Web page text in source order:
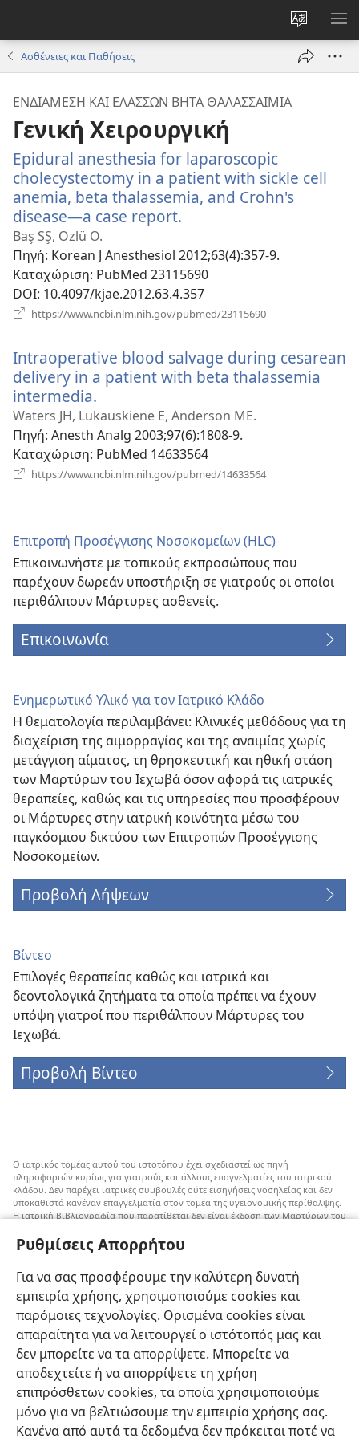
Ρυθμίσεις Απορρήτου
Για να σας προσφέρουμε την καλύτερη δυνατή
εμπειρία χρήσης, χρησιμοποιούμε cookies και
παρόμοιες τεχνολογίες. Ορισμένα cookies είναι
απαραίτητα για να λειτουργεί ο ιστότοπός μας και
δεν μπορείτε να τα απορρίψετε. Μπορείτε να
αποδεχτείτε ή να απορρίψετε τη χρήση
επιπρόσθετων cookies, τα οποία χρησιμοποιούμε
μόνο για να βελτιώσουμε την εμπειρία χρήσης σας.
Κανένα από αυτά τα δεδομένα δεν πρόκειται ποτέ να
Αλλαγή
γλώσσας
Ασθένειες και Παθήσεις
ΕΝΔΙΆΜΕΣΗ ΚΑΙ ΕΛΆΣΣΩΝ ΒΉΤΑ ΘΑΛΑΣΣΑΙΜΊΑ
Γενική Χειρουργική
Epidural anesthesia for laparoscopic
cholecystectomy in a patient with sickle cell
anemia, beta thalassemia, and Crohn's
disease—a case report.
παράθυρο)
Baş SŞ, Ozlü O.
Πηγή‎: Korean J Anesthesiol 2012;63(4):357-9.
Καταχώριση‎: PubMed 23115690
DOI‎: 10.4097/kjae.2012.63.4.357
https://www.ncbi.nlm.nih.gov/pubmed/23115690
Intraoperative blood salvage during cesarean
delivery in a patient with beta thalassemia
intermedia.
νέο
παράθυρο)
Waters JH, Lukauskiene E, Anderson ME.
Πηγή‎: Anesth Analg 2003;97(6):1808-9.
Καταχώριση‎: PubMed 14633564
https://www.ncbi.nlm.nih.gov/pubmed/14633564
Επιτροπή Προσέγγισης Νοσοκομείων (HLC)
Επικοινωνήστε με τοπικούς εκπροσώπους που
παρέχουν δωρεάν υποστήριξη σε γιατρούς οι οποίοι
περιθάλπουν Μάρτυρες ασθενείς.
Επικοινωνία
Ενημερωτικό Υλικό για τον Ιατρικό Κλάδο
Η θεματολογία περιλαμβάνει: Κλινικές μεθόδους για τη
διαχείριση της αιμορραγίας και της αναιμίας χωρίς
μετάγγιση αίματος, τη θρησκευτική και ηθική στάση
των Μαρτύρων του Ιεχωβά όσον αφορά τις ιατρικές
θεραπείες, καθώς και τις υπηρεσίες που προσφέρουν
οι Μάρτυρες στην ιατρική κοινότητα μέσω του
παγκόσμιου δικτύου των Επιτροπών Προσέγγισης
Νοσοκομείων.
Προβολή Λήψεων
Βίντεο
Επιλογές θεραπείας καθώς και ιατρικά και
δεοντολογικά ζητήματα τα οποία πρέπει να έχουν
υπόψη γιατροί που περιθάλπουν Μάρτυρες του
Ιεχωβά.
Προβολή Βίντεο
Ο ιατρικός τομέας αυτού του ιστοτόπου έχει σχεδιαστεί ως πηγή
πληροφοριών κυρίως για γιατρούς και άλλους επαγγελματίες του ιατρικού
κλάδου. Δεν παρέχει ιατρικές συμβουλές ούτε εισηγήσεις νοσηλείας και δεν
υποκαθιστά κανέναν επαγγελματία στον τομέα της υγειονομικής περίθαλψης.
Η ιατρική βιβλιογραφία που παρατίθεται δεν είναι έκδοση των Μαρτύρων του
μπορούν να ληφθούν υπόψη. Αποτελεί ευθύνη του κάθε επαγγελματία στον
τομέα της υγειονομικής περίθαλψης να είναι ενήμερος για τυχόν νέες
παίρνει αποφάσεις που συμφωνούν με την ιατρική του κατάσταση, τις
επιθυμίες του, τις αξίες του και τις πεποιθήσεις του. Δεν είναι όλες οι μέθοδοι
που εμφανίζονται εδώ κατάλληλες ή αποδεκτές από όλους τους ασθενείς.
Ασθενείς: Να ζητάτε πάντα τη συμβουλή του γιατρού σας ή κάποιου άλλου
επαγγελματία στον τομέα της υγειονομικής περίθαλψης όσον αφορά τις
ιατρικές παθήσεις ή θεραπείες. Απευθυνθείτε σε κάποιον γιατρό αν νιώθετε
άρρωστοι.
Η χρήση αυτού του ιστοτόπου διέπεται από όρους χρήσης .